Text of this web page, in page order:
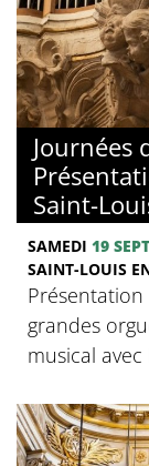
Journées
Saint-
SAMEDI 19
SAINT-LOUIS
grandes
musical